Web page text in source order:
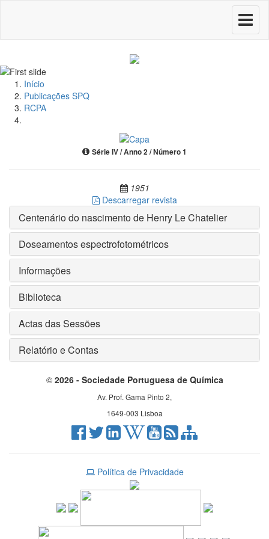
Toggle
Início
Publicações SPQ
RCPA
Série IV / Anno 2 / Número 1
1951
Descarregar revista
Centenário do nascimento de Henry Le Chatelier
Doseamentos espectrofotométricos
Informações
Biblioteca
Actas das Sessões
Relatório e Contas
© 2026 - Sociedade Portuguesa de Química
Av. Prof. Gama Pinto 2,
1649-003 Lisboa
Política de Privacidade